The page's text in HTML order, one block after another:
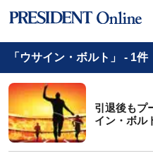
「ウサイン・ボルト」 - 1件
引退後もプ
イン・ボル